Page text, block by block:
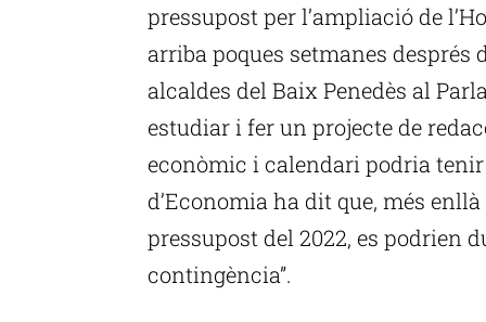
pressupost per l’ampliació de
arriba poques setmanes
alcaldes del Baix Penedès al
estudiar i fer un projecte de
econòmic i calendari podria
d’Economia ha dit que, més
pressupost del 2022, es podrien
contingència”.